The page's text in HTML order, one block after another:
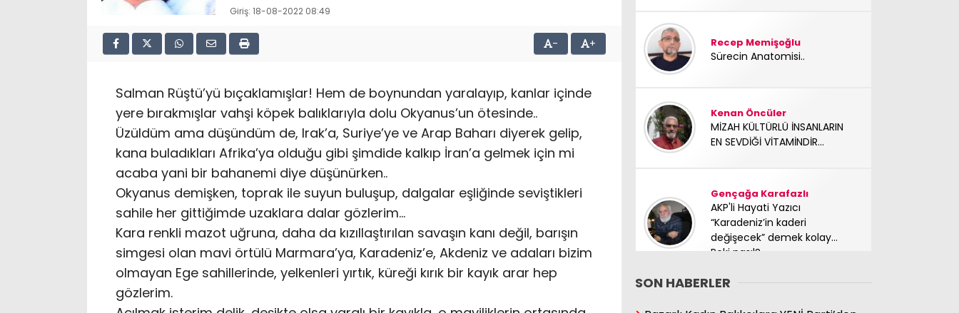
Giriş: 18-08-2022 08:49
- +
Salman Rüştü’yü bıçaklamışlar! Hem de boynundan yaralayıp, kanlar içinde
yere bırakmışlar vahşi köpek balıklarıyla dolu Okyanus’un ötesinde..
Üzüldüm ama düşündüm de, Irak’a, Suriye’ye ve Arap Baharı diyerek gelip,
kana buladıkları Afrika’ya olduğu gibi şimdide kalkıp İran’a gelmek için mi
acaba yani bir bahanemi diye düşünürken..
Okyanus demişken, toprak ile suyun buluşup, dalgalar eşliğinde seviştikleri
sahile her gittiğimde uzaklara dalar gözlerim…
Kara renkli mazot uğruna, daha da kızıllaştırılan savaşın kanı değil, barışın
simgesi olan mavi örtülü Marmara’ya, Karadeniz’e, Akdeniz ve adaları bizim
olmayan Ege sahillerinde, yelkenleri yırtık, küreği kırık bir kayık arar hep
gözlerim.
Recep Memişoğlu
Sürecin Anatomisi..
Kenan Öncüler
MİZAH KÜLTÜRLÜ İNSANLARIN
EN SEVDİĞİ VİTAMİNDİR...
Gençağa Karafazlı
AKP'li Hayati Yazıcı
“Karadeniz’in kaderi
değişecek” demek kolay…
Peki nasıl?
SON HABERLER